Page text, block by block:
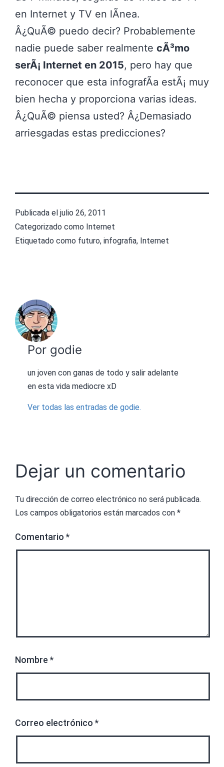
en Internet y TV en lÃ­nea.
Â¿QuÃ© puedo decir? Probablemente
nadie puede saber realmente cÃ³mo
serÃ¡ Internet en 2015, pero hay que
reconocer que esta infografÃ­a estÃ¡ muy
bien hecha y proporciona varias ideas.
Â¿QuÃ© piensa usted? Â¿Demasiado
arriesgadas estas predicciones?
Publicada el julio 26, 2011
Categorizado como Internet
Etiquetado como futuro, infografia, Internet
Por godie
un joven con ganas de todo y salir adelante
en esta vida mediocre xD
Ver todas las entradas de godie.
Dejar un comentario
Tu dirección de correo electrónico no será publicada.
Los campos obligatorios están marcados con *
Comentario *
Nombre *
Correo electrónico *